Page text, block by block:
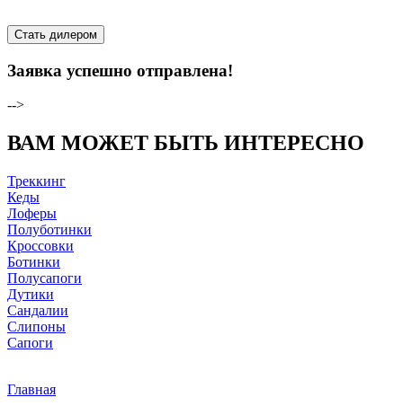
Стать дилером
Заявка успешно отправлена!
-->
ВАМ МОЖЕТ БЫТЬ ИНТЕРЕСНО
Треккинг
Кеды
Лоферы
Полуботинки
Кроссовки
Ботинки
Полусапоги
Дутики
Сандалии
Слипоны
Сапоги
Главная